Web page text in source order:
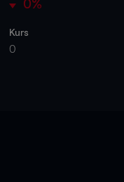
0%
Kurs
0